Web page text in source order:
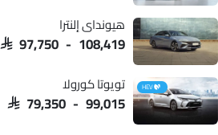
هيونداي إلنترا
SAR 97,750 - 108,419
HEV تويوتا كورولا
SAR 79,350 - 99,015